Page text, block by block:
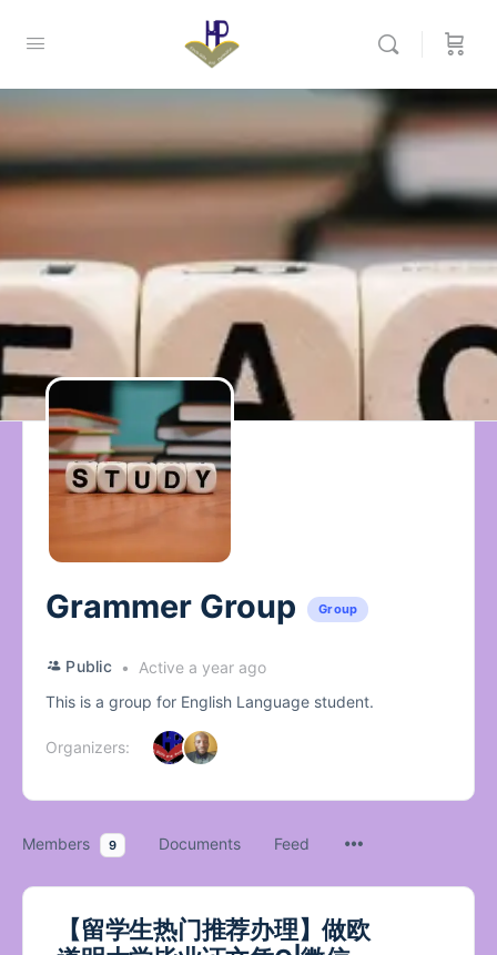
Grammer Group Group
Public
Active a year ago
This is a group for English Language student.
Organizers:
Members 9 Documents Feed
【留学生热门推荐办理】做欧